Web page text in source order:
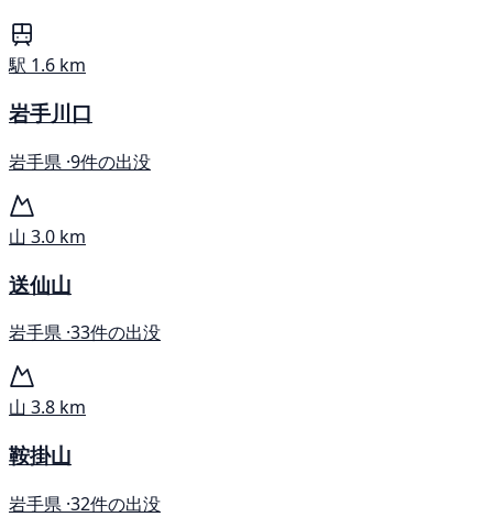
駅 1.6 km
岩手川口
岩手県 ·9件の出没
山 3.0 km
送仙山
岩手県 ·33件の出没
山 3.8 km
鞍掛山
岩手県 ·32件の出没